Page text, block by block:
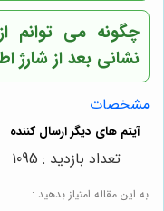
چگونه می توانم
نشانی بعد از شارژ
مشخصات
به این مقاله امتیاز بدهید :
تعداد بازدید : 1095